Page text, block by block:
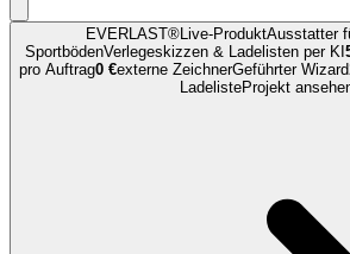
EVERLAST®Live-ProduktAusstatter
SportbödenVerlegeskizzen & Ladelisten per KI
pro Auftrag0 €externe ZeichnerGeführter Wizard
LadelisteProjekt